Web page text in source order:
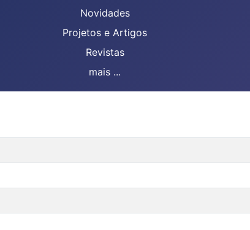
Novidades
Projetos e Artigos
Revistas
mais ...